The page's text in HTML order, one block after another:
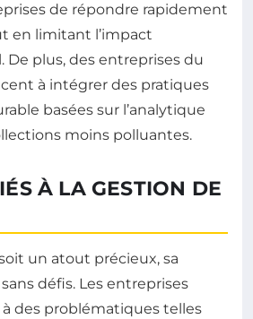
de répondre rapidement
en limitant l’impact
plus, des entreprises du
à intégrer des pratiques
basées sur l’analytique
moins polluantes.
À LA GESTION DE
un atout précieux, sa
défis. Les entreprises
des problématiques telles